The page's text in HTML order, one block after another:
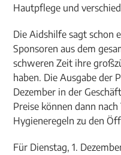
Hautpflege und
Die Aidshilfe sagt schon
Sponsoren aus dem
schweren Zeit ihre
haben. Die Ausgabe der
Dezember in der
Preise können dann
Hygieneregeln zu den
Für Dienstag, 1.